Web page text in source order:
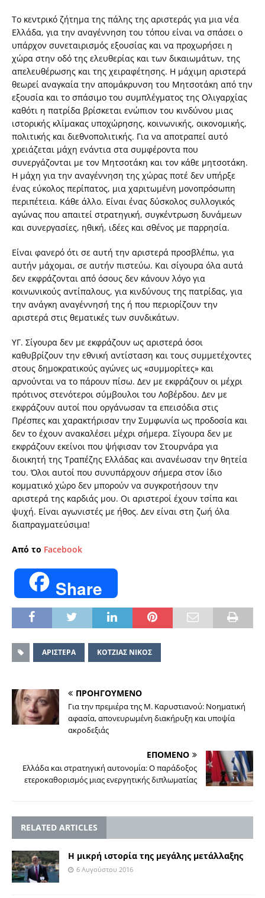
Το κεντρικό ζήτημα της πάλης της αριστεράς για μια νέα
Ελλάδα, για την αναγέννηση του τόπου είναι να σπάσει ο
υπάρχον συνεταιρισμός εξουσίας και να προχωρήσει η
χώρα στην οδό της ελευθερίας και των δικαιωμάτων, της
απελευθέρωσης και της χειραφέτησης. Η μάχιμη αριστερά
θεωρεί αναγκαία την απομάκρυνση του Μητσοτάκη από την
εξουσία και το σπάσιμο του συμπλέγματος της Ολιγαρχίας
καθότι η πατρίδα βρίσκεται ενώπιον του κινδύνου μιας
ιστορικής κλίμακας υποχώρησης, κοινωνικής, οικονομικής,
πολιτικής και διεθνοπολιτικής. Για να αποτραπεί αυτό
χρειάζεται μάχη ενάντια στα συμφέροντα που
συνεργάζονται με τον Μητσοτάκη και τον κάθε μητσοτάκη.
Η μάχη για την αναγέννηση της χώρας ποτέ δεν υπήρξε
ένας εύκολος περίπατος, μια χαριτωμένη μονοπρόσωπη
περιπέτεια. Κάθε άλλο. Είναι ένας δύσκολος συλλογικός
αγώνας που απαιτεί στρατηγική, συγκέντρωση δυνάμεων
και συνεργασίες, ηθική, ιδέες και σθένος με παρρησία.
Είναι φανερό ότι σε αυτή την αριστερά προσβλέπω, για
αυτήν μάχομαι, σε αυτήν πιστεύω. Και σίγουρα όλα αυτά
δεν εκφράζονται από όσους δεν κάνουν λόγο για
κοινωνικούς αντίπαλους, για κινδύνους της πατρίδας, για
την ανάγκη αναγέννησή της ή που περιορίζουν την
αριστερά στις θεματικές των συνδικάτων.
ΥΓ. Σίγουρα δεν με εκφράζουν ως αριστερά όσοι
καθυβρίζουν την εθνική αντίσταση και τους συμμετέχοντες
στους δημοκρατικούς αγώνες ως «συμμορίτες» και
αρνούνται να το πάρουν πίσω. Δεν με εκφράζουν οι μέχρι
πρότινος στενότεροι σύμβουλοι του Λοβέρδου. Δεν με
εκφράζουν αυτοί που οργάνωσαν τα επεισόδια στις
Πρέσπες και χαρακτήρισαν την Συμφωνία ως προδοσία και
δεν το έχουν ανακαλέσει μέχρι σήμερα. Σίγουρα δεν με
εκφράζουν εκείνοι που ψήφισαν τον Στουρνάρα για
διοικητή της Τραπέζης Ελλάδας και ανανέωσαν την θητεία
του. Όλοι αυτοί που συνυπάρχουν σήμερα στον ίδιο
κομματικό χώρο δεν μπορούν να συγκροτήσουν την
αριστερά της καρδιάς μου. Οι αριστεροί έχουν τσίπα και
ψυχή. Είναι αγωνιστές με ήθος. Δεν είναι στη ζωή όλα
διαπραγματεύσιμα!
Από το Facebook
Share
ΑΡΙΣΤΕΡΑ ΚΟΤΖΙΑΣ ΝΙΚΟΣ
ΠΡΟΗΓΟΥΜΕΝΟ
Για την πρεμιέρα της Μ. Καρυστιανού: Νοηματική
αφασία, απονευρωμένη διακήρυξη και υποψία
ακροδεξιάς
ΕΠΟΜΕΝΟ
Ελλάδα και στρατηγική αυτονομία: Ο παράδοξος
ετεροκαθορισμός μιας ενεργητικής διπλωματίας
RELATED ARTICLES
Η μικρή ιστορία της μεγάλης μετάλλαξης
6 Αυγούστου 2016